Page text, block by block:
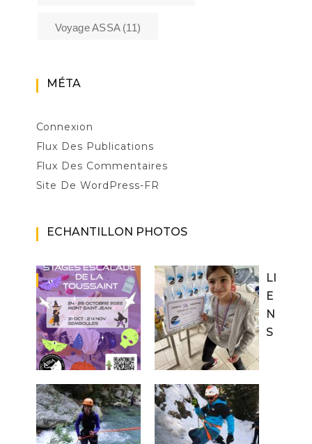
Voyage ASSA(11)
MÉTA
Connexion
Flux Des Publications
Flux Des Commentaires
Site De WordPress-FR
ECHANTILLON PHOTOS
LI
E
N
S